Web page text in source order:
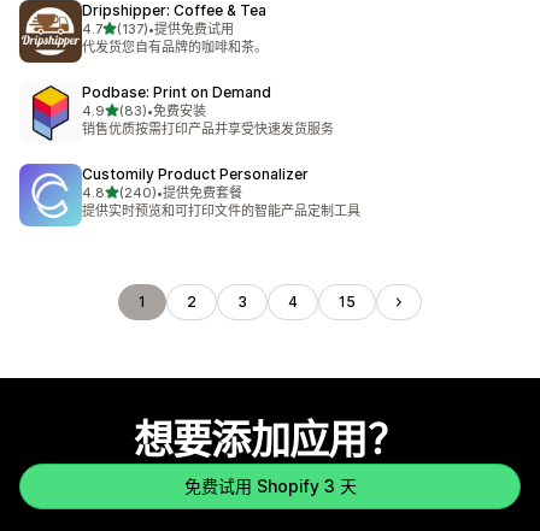
Dripshipper: Coffee & Tea
4.7星（满分 5 星）
(137)
总共 137 条评论
•提供免费试用
代发货您自有品牌的咖啡和茶。
Podbase: Print on Demand
4.9星（满分 5 星）
(83)
总共 83 条评论
•免费安装
销售优质按需打印产品并享受快速发货服务
Customily Product Personalizer
4.8星（满分 5 星）
(240)
总共 240 条评论
•提供免费套餐
提供实时预览和可打印文件的智能产品定制工具
1 2 3 4 15
想要添加应用？
免费试用 Shopify 3 天